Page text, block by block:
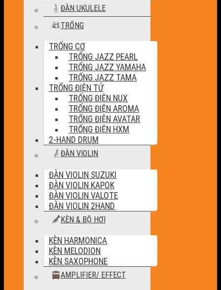
ĐÀN UKULELE
TRỐNG
TRỐNG CƠ
TRỐNG JAZZ PEARL
TRỐNG JAZZ YAMAHA
TRỐNG JAZZ TAMA
TRỐNG ĐIỆN TỬ
TRỐNG ĐIỆN NUX
TRỐNG ĐIỆN AROMA
TRỐNG ĐIỆN AVATAR
TRỐNG ĐIỆN HXM
2-HAND DRUM
ĐÀN VIOLIN
ĐÀN VIOLIN SUZUKI
ĐÀN VIOLIN KAPOK
ĐÀN VIOLIN VALOTE
ĐÀN VIOLIN 2HAND
KÈN & BỘ HƠI
KÈN HARMONICA
KÈN MELODION
KÈN SAXOPHONE
AMPLIFIER/ EFFECT